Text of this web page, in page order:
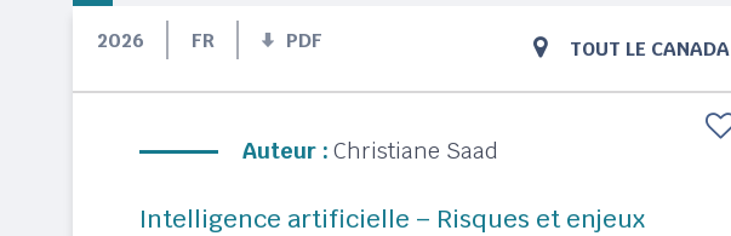
2026 FR PDF TOUT LE CANADA
Auteur : Christiane Saad
Intelligence artificielle – Risques et enjeux